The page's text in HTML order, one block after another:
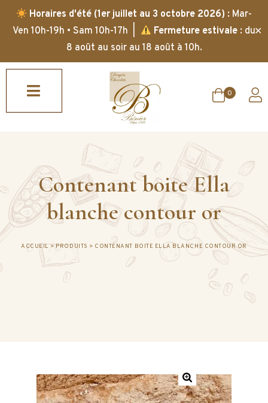
Horaires d'été (1er juillet au 3 octobre 2026) : Mar-
Ven 10h-19h • Sam 10h-17h |
Fermeture estivale: du
8 août au soir au 18 août à 10h.
✕
0
Contenant boite Ella
blanche contour or
ACCUEIL>PRODUITS > CONTENANT BOITE ELLA BLANCHE CONTOUR OR